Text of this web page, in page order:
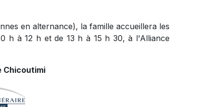
en alternance), la famille accueillera les
h à 12 h et de 13 h à 15 h 30, à l'Alliance
Chicoutimi